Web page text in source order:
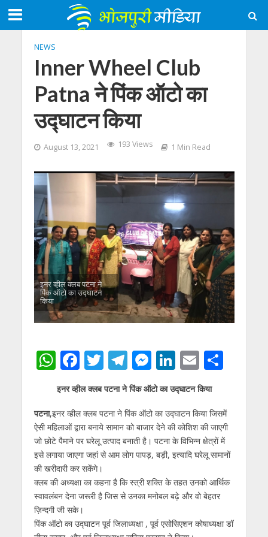
NEWS
Inner Wheel Club
Patna ने पिंक ऑटो का
उद्घाटन किया
August 13, 2021 193 Views 1 Min Read
इनर व्हील क्लब पटना ने
पिंक ऑटो का उद्घाटन
किया
W
h
at
s
A
p
p
F
ac
e
b
o
o
k
T
w
itt
er
T
el
e
gr
a
m
M
e
ss
e
n
g
er
Li
n
k
e
dI
n
E
m
ai
l
S
e
इनर व्हील क्लब पटना ने पिंक ऑटो का उद्घाटन किया
पटना,इनर व्हील क्लब पटना ने पिंक ऑटो का उद्घाटन किया जिसमें
ऐसी महिलाओं द्वारा बनाये सामान को बाजार देने की कोशिश की जाएगी
जो छोटे पैमाने पर घरेलू उत्पाद बनाती है। पटना के विभिन्न क्षेत्रों में
इसे लगाया जाएगा जहां से आम लोग पापड़, बड़ी, इत्यादि घरेलू सामानों
की खरीदारी कर सकेंगे।
क्लब की अध्यक्षा का कहना है कि स्त्री शक्ति के तहत उनको आर्थिक
स्वावलंबन देना जरूरी है जिस से उनका मनोबल बढ़े और वो बेहतर
ज़िन्दगी जी सके।
पिंक ऑटो का उद्घाटन पूर्व जिलाध्यक्षा , पूर्व एसोसिएशन कोषाध्यक्षा डॉ